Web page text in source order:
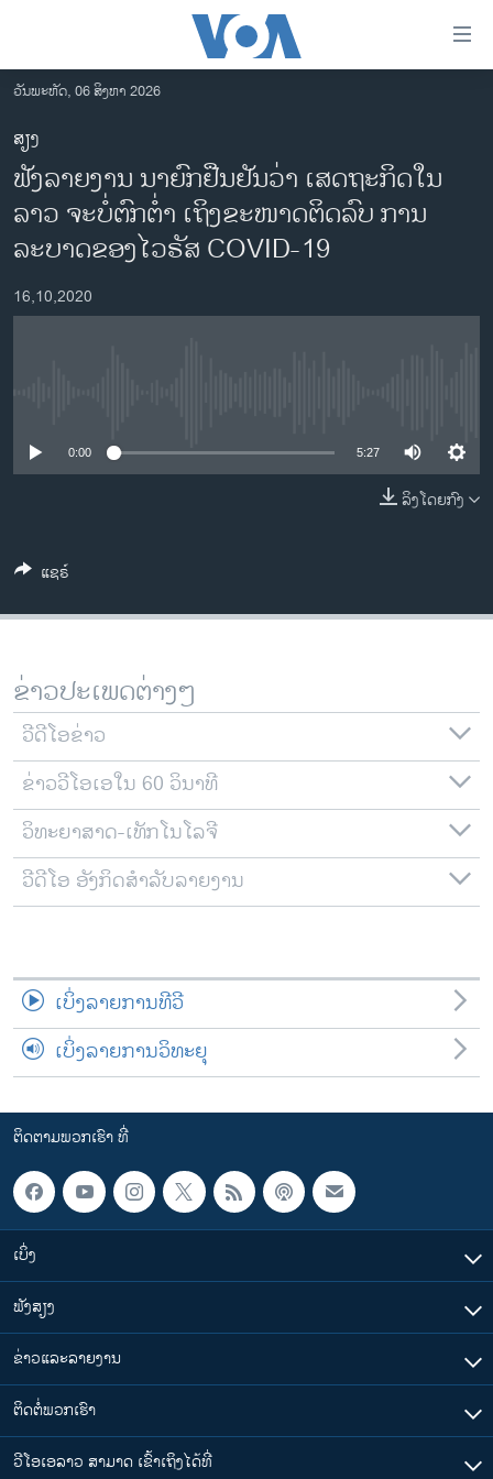
ເຂົ້າ
ຫາ
ຂ້າມ
ຂ້າມ
ຂ້າມ
ໄປ
ຫາ
ຊອກ
ຄົ້ນ
ລາວ
ອາເມຣິກາ
ການເລືອກຕັ້ງ ປະທານາທີບໍດີ ສະຫະລັດ 2024
ໂລກ
ຊຸມຊົນຊາວລາວ
ສຽງ
ລາຍການກະຈາຍສຽງ
ຕິດຕາມພວກເຮົາ ທີ່
ພາສາຕ່າງໆ
ວັນພະຫັດ, 06 ສິງຫາ 2026
ສຽງ
ຟັງລາຍງານ ນາຍົກຢືນຢັນວ່າ ເສດຖະກິດໃນ
ລາວ ຈະບໍ່ຕົກຕໍ່າ ເຖິງຂະໜາດຕິດລົບ ການ
ລະບາດຂອງໄວຣັສ COVID-19
16,10,2020
0:00 5:27
ລິງໂດຍກົງ
ແຊຣ໌
ຂ່າວປະເພດຕ່າງໆ
ວີດີໂອຂ່າວ
ຂ່າວວີໂອເອໃນ 60 ວິນາທີ
ວິທະຍາສາດ-ເທັກໂນໂລຈີ
ວີດີໂອ ອັງກິດສຳລັບລາຍງານ
ເບິ່ງລາຍການທີວີ
ເບິ່ງລາຍການວິທະຍຸ
ຕິດຕາມພວກເຮົາ ທີ່
ເບິ່ງ
ຟັງສຽງ
ຂ່າວແລະລາຍງານ
ຕິດຕໍ່ພວກເຮົາ
ວີໂອເອລາວ ສາມາດ ເຂົ້າເຖິງໄດ້ທີ່